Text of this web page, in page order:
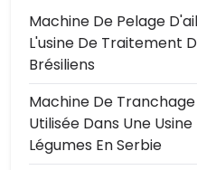
Machine De Pelage
L'usine De Traitement
Brésiliens
Machine De
Utilisée Dans Une
Légumes En Serbie